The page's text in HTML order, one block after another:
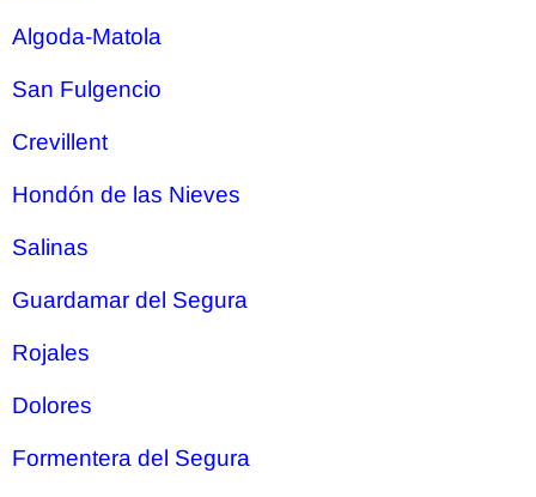
Algoda-Matola
San Fulgencio
Crevillent
Hondón de las Nieves
Salinas
Guardamar del Segura
Rojales
Dolores
Formentera del Segura